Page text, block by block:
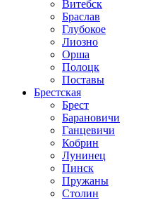
Витебск
Браслав
Глубокое
Лиозно
Орша
Полоцк
Поставы
Брестская
Брест
Барановичи
Ганцевичи
Кобрин
Лунинец
Пинск
Пружаны
Столин